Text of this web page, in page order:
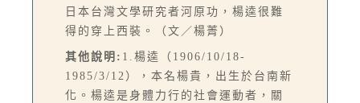
日本台灣文學研究者河原功，楊逵很難
得的穿上西裝。（文／楊菁）
其他說明: 1.楊逵（1906/10/18-
1985/3/12），本名楊貴，出生於台南新
化。楊逵是身體力行的社會運動者，關